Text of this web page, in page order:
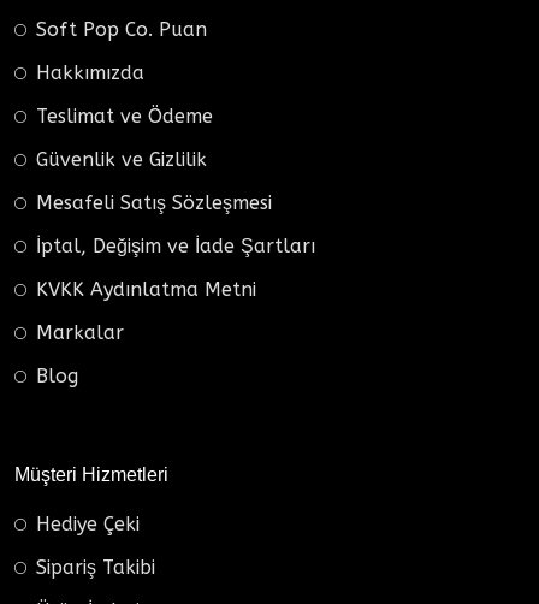
Soft Pop Co. Puan
Hakkımızda
Teslimat ve Ödeme
Güvenlik ve Gizlilik
Mesafeli Satış Sözleşmesi
İptal, Değişim ve İade Şartları
KVKK Aydınlatma Metni
Markalar
Blog
Müşteri Hizmetleri
Hediye Çeki
Sipariş Takibi